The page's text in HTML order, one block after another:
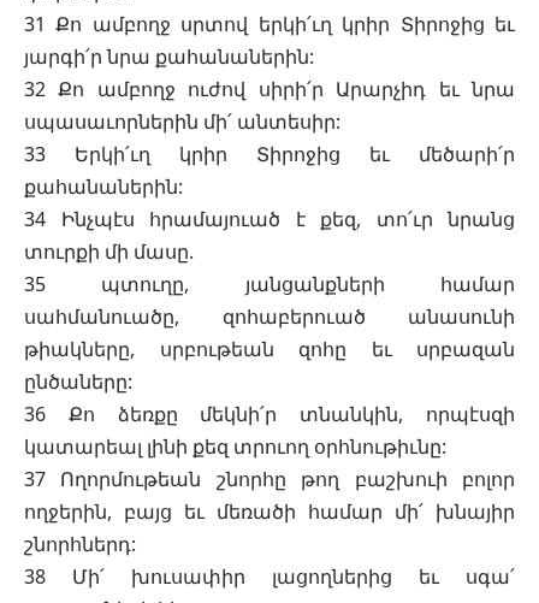
31 Քո ամբողջ սրտով երկի՛ւղ կրիր Տիրոջից եւ
յարգի՛ր նրա քահանաներին:
32 Քո ամբողջ ուժով սիրի՛ր Արարչիդ եւ նրա
սպասաւորներին մի՛ անտեսիր:
33 Երկի՛ւղ կրիր Տիրոջից եւ մեծարի՛ր
քահանաներին:
34 Ինչպէս հրամայուած է քեզ, տո՛ւր նրանց
տուրքի մի մասը.
35 պտուղը, յանցանքների համար
սահմանուածը, զոհաբերուած անասունի
թիակները, սրբութեան զոհը եւ սրբազան
ընծաները:
36 Քո ձեռքը մեկնի՛ր տնանկին, որպէսզի
կատարեալ լինի քեզ տրուող օրհնութիւնը:
37 Ողորմութեան շնորհը թող բաշխուի բոլոր
ողջերին, բայց եւ մեռածի համար մի՛ խնայիր
շնորհներդ:
38 Մի՛ խուսափիր լացողներից եւ սգա՛